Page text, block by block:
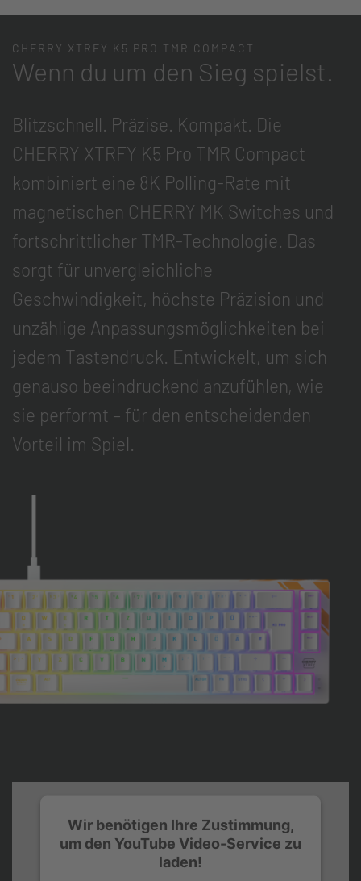
CHERRY XTRFY K5 PRO TMR COMPACT
Wenn du um den Sieg spielst.
Blitzschnell. Präzise. Kompakt. Die
CHERRY XTRFY K5 Pro TMR Compact
kombiniert eine 8K Polling-Rate mit
magnetischen CHERRY MK Switches und
fortschrittlicher TMR-Technologie. Das
sorgt für unvergleichliche
Geschwindigkeit, höchste Präzision und
unzählige Anpassungsmöglichkeiten bei
jedem Tastendruck. Entwickelt, um sich
genauso beeindruckend anzufühlen, wie
sie performt – für den entscheidenden
Vorteil im Spiel.
Wir benötigen Ihre Zustimmung,
um den YouTube Video-Service zu
laden!